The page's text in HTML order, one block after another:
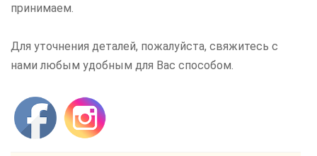
принимаем.
Для уточнения деталей, пожалуйста, свяжитесь с
нами любым удобным для Вас способом.